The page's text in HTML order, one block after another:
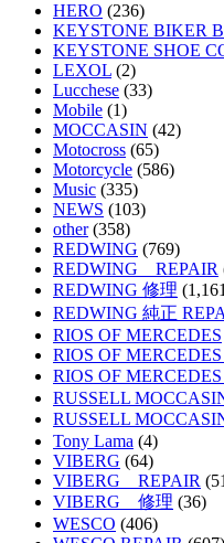
HERO (236)
KEYSTONE BIKER
KEYSTONE SHOE
LEXOL (2)
Lucchese (33)
Mobile (1)
MOCCASIN (42)
Motocross (65)
Motorcycle (586)
Music (335)
NEWS (103)
other(358)
REDWING (769)
REDWING REPAIR
REDWING 修理
REDWING 純正
RIOS OF MERCEDES
RIOS OF
RIOS OF
RUSSELL
RUSSELL
Tony Lama (4)
VIBERG (64)
VIBERG REPAIR
VIBERG 修理 (36)
WESCO (406)